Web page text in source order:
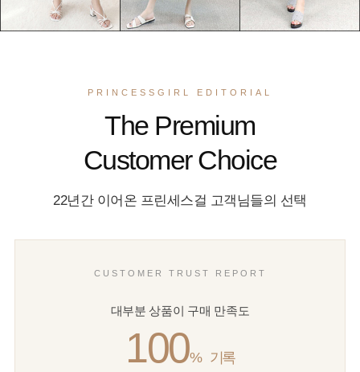
PRINCESSGIRL EDITORIAL
The Premium
Customer Choice
22년간 이어온 프린세스걸 고객님들의 선택
CUSTOMER TRUST REPORT
대부분 상품이 구매 만족도
100% 기록